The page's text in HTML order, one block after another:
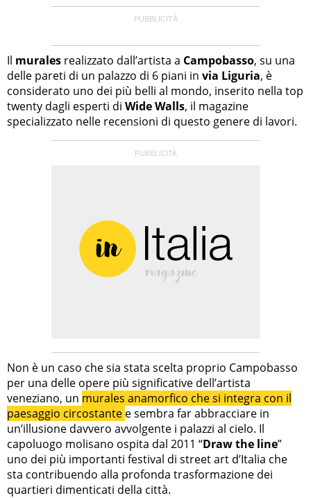
Il murales realizzato dall’artista a Campobasso, su una
delle pareti di un palazzo di 6 piani in via Liguria, è
considerato uno dei più belli al mondo, inserito nella top
twenty dagli esperti di Wide Walls, il magazine
specializzato nelle recensioni di questo genere di lavori.
Non è un caso che sia stata scelta proprio Campobasso
per una delle opere più significative dell’artista
veneziano, un murales anamorfico che si integra con il
paesaggio circostante e sembra far abbracciare in
un’illusione davvero avvolgente i palazzi al cielo. Il
capoluogo molisano ospita dal 2011 “Draw the line”
uno dei più importanti festival di street art d’Italia che
sta contribuendo alla profonda trasformazione dei
quartieri dimenticati della città.